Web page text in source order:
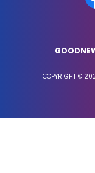
COPYRIGHT ©